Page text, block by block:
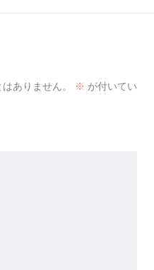
ありません。 ※ が付いてい